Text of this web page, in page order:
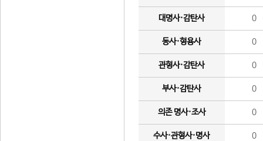
대명사·감탄사 0
동사·형용사 0
관형사·감탄사 0
부사·감탄사 0
의존 명사·조사 0
수사·관형사·명사 0